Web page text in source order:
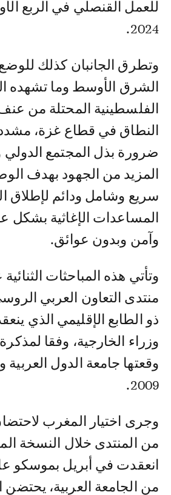
للعمل القنصلي في الربع
2024.
وتطرق الجانبان كذلك
الشرق الأوسط وما تشهده
الفلسطينية المحتلة من
النطاق في قطاع غزة،
ضرورة بذل المجتمع الدولي
المزيد من الجهود بهدف
سريع وشامل ودائم لإطلاق
المساعدات الإغاثية بشكل
وآمن وبدون عوائق.
وتأتي هذه المباحثات
منتدى التعاون العربي
ذو الطابع الإقليمي الذي
وزراء الخارجية، وفقا
وقعتها جامعة الدول
2009.
وجرى اختيار المغرب
من المنتدى خلال النسخة
من الجامعة العربية،